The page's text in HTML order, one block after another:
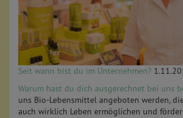
Seit wann bist du im Unternehmen?
Warum hast du dich ausgerechnet bei uns
uns Bio-Lebensmittel angeboten werden,
auch wirklich Leben ermöglichen und